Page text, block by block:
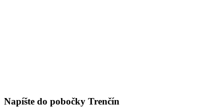
Napíšte do pobočky Trenčín